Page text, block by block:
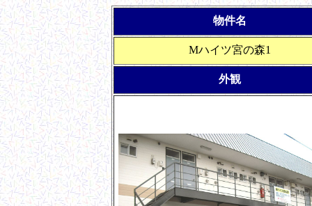
物件名
Mハイツ宮の森1
外観